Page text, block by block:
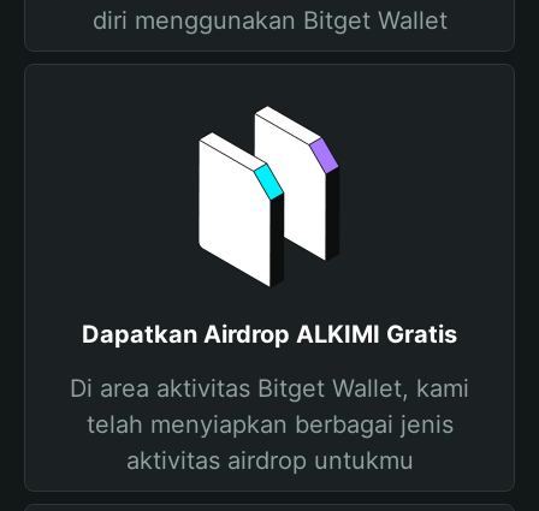
diri menggunakan Bitget Wallet
Dapatkan Airdrop ALKIMI Gratis
Di area aktivitas Bitget Wallet, kami
telah menyiapkan berbagai jenis
aktivitas airdrop untukmu